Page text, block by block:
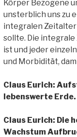
Körper Bezogene
unsterblich uns zu
integralen
sollte. Die
ist und jeder
und Morbidität,
Claus Eurich:
lebenswerte
Claus Eurich: Die
Wachstum